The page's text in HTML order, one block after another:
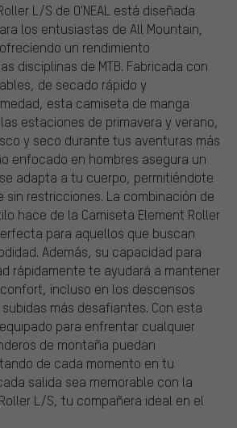
L/S de O'NEAL está diseñada
los entusiastas de All Mountain,
un rendimiento
disciplinas de MTB. Fabricada con
de secado rápido y
esta camiseta de manga
estaciones de primavera y verano,
y seco durante tus aventuras más
enfocado en hombres asegura un
adapta a tu cuerpo, permitiéndote
sin restricciones. La combinación de
hace de la Camiseta Element Roller
para aquellos que buscan
Además, su capacidad para
rápidamente te ayudará a mantener
incluso en los descensos
más desafiantes. Con esta
para enfrentar cualquier
de montaña puedan
de cada momento en tu
salida sea memorable con la
L/S, tu compañera ideal en el